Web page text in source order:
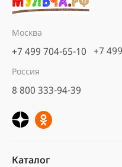
Москва
+7 499 704-65-10 +7
Россия
8 800 333-94-39
Каталог